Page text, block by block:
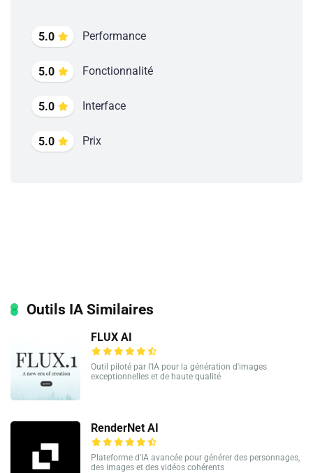
5.0 Performance
5.0 Fonctionnalité
5.0 Interface
5.0 Prix
Outils IA Similaires
FLUX AI
Outil piloté par l'IA pour la génération d'images
exceptionnelles et de haute qualité
RenderNet AI
Plateforme d'IA avancée pour générer des personnages,
des images et des vidéos cohérents